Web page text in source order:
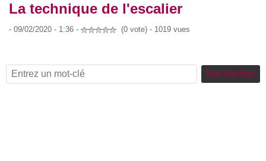
La technique de l'escalier
- 09/02/2020 - 1:36 - (0 vote) - 1019 vues
Rechercher